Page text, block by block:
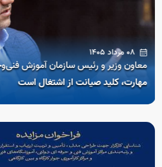
وزیر و رئیس سازمان آموزش فنی‌وحرفه‌ای:
کلید صیانت از اشتغال است